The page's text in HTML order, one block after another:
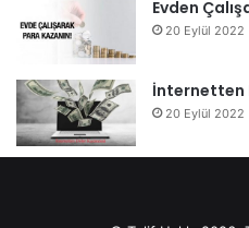
Evden
20 Eylül 2022
İnternetten
20 Eylül 2022